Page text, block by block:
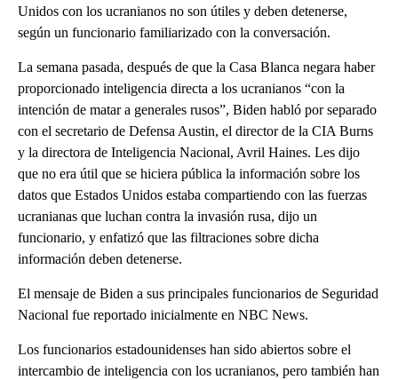
Unidos con los ucranianos no son útiles y deben detenerse,
según un funcionario familiarizado con la conversación.
La semana pasada, después de que la Casa Blanca negara haber
proporcionado inteligencia directa a los ucranianos “con la
intención de matar a generales rusos”, Biden habló por separado
con el secretario de Defensa Austin, el director de la CIA Burns
y la directora de Inteligencia Nacional, Avril Haines. Les dijo
que no era útil que se hiciera pública la información sobre los
datos que Estados Unidos estaba compartiendo con las fuerzas
ucranianas que luchan contra la invasión rusa, dijo un
funcionario, y enfatizó que las filtraciones sobre dicha
información deben detenerse.
El mensaje de Biden a sus principales funcionarios de Seguridad
Nacional fue reportado inicialmente en NBC News.
Los funcionarios estadounidenses han sido abiertos sobre el
intercambio de inteligencia con los ucranianos, pero también han